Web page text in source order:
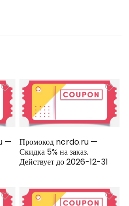
—
Промокод ncrdo.ru —
Скидка 5% на заказ.
Действует до 2026-12-31